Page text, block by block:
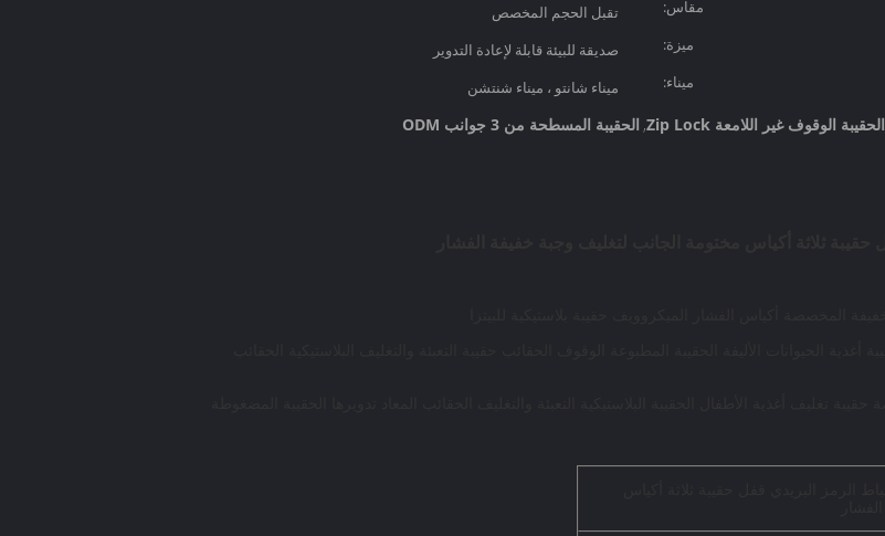
مقاس:
تقبل الحجم المخصص
ميزة:
صديقة للبيئة قابلة لإعادة التدوير
ميناء:
ميناء شانتو ، ميناء شنتشن
الحقيبة الوقوف غير اللامعة Zip Lock , الحقيبة المسطحة من 3 جوانب ODM